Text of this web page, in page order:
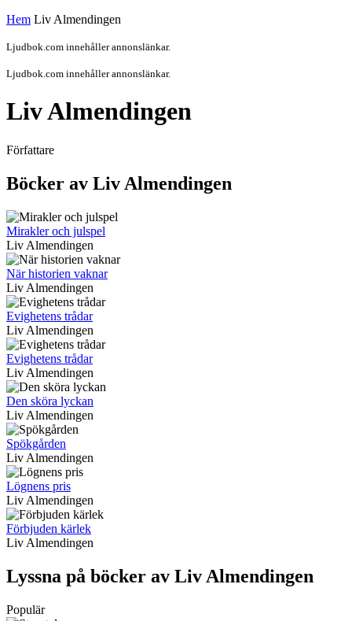
Hem Liv Almendingen
Ljudbok.com innehåller annonslänkar.
Ljudbok.com innehåller annonslänkar.
Liv Almendingen
Författare
Böcker av Liv Almendingen
Mirakler och julspel
Liv Almendingen
När historien vaknar
Liv Almendingen
Evighetens trådar
Liv Almendingen
Evighetens trådar
Liv Almendingen
Den sköra lyckan
Liv Almendingen
Spökgården
Liv Almendingen
Lögnens pris
Liv Almendingen
Förbjuden kärlek
Liv Almendingen
Lyssna på böcker av Liv Almendingen
Populär